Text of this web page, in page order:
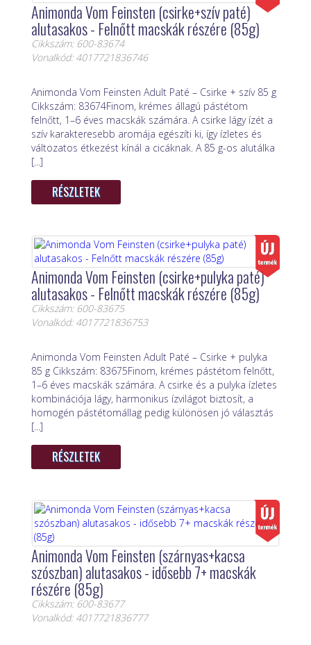
Animonda Vom Feinsten (csirke+szív paté)
alutasakos - Felnőtt macskák részére (85g)
Cikkszám: 600-83674
Vonalkód: 4017721836746
Animonda Vom Feinsten Adult Paté – Csirke + szív 85 g
Cikkszám: 83674Finom, krémes állagú pástétom
felnőtt, 1–6 éves macskák számára. A csirke lágy ízét a
szív karakteresebb aromája egészíti ki, így ízletes és
változatos étkezést kínál a cicáknak. A 85 g-os alutálka
[...]
RÉSZLETEK
Animonda Vom Feinsten (csirke+pulyka paté)
alutasakos - Felnőtt macskák részére (85g)
Cikkszám: 600-83675
Vonalkód: 4017721836753
Animonda Vom Feinsten Adult Paté – Csirke + pulyka
85 g Cikkszám: 83675Finom, krémes pástétom felnőtt,
1–6 éves macskák számára. A csirke és a pulyka ízletes
kombinációja lágy, harmonikus ízvilágot biztosít, a
homogén pástétomállag pedig különösen jó választás
[...]
RÉSZLETEK
Animonda Vom Feinsten (szárnyas+kacsa
szószban) alutasakos - idősebb 7+ macskák
részére (85g)
Cikkszám: 600-83677
Vonalkód: 4017721836777